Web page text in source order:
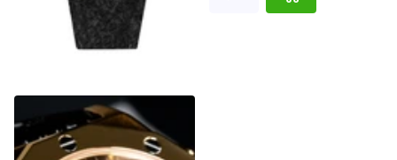
The One Gold Beige
€349,00